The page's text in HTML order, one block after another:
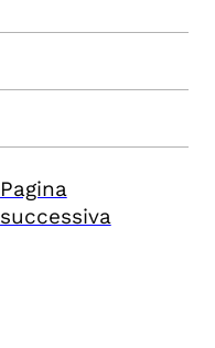
Pagina
successiva